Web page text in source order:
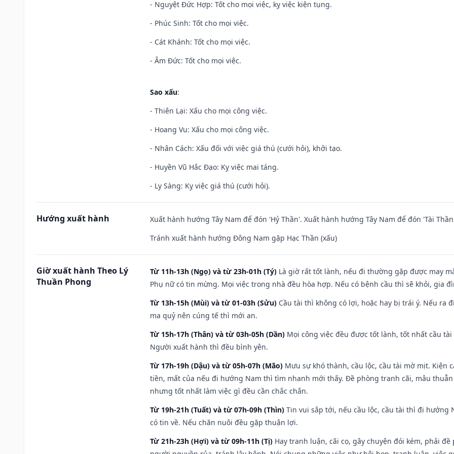
- Nguyệt Đức Hợp: Tốt cho mọi việc, kỵ việc kiện tụng.
- Phúc Sinh: Tốt cho mọi việc.
- Cát Khánh: Tốt cho mọi việc.
- Âm Đức: Tốt cho mọi việc.
Sao xấu:
- Thiên Lại: Xấu cho mọi công việc.
- Hoang Vu: Xấu cho mọi công việc.
- Nhân Cách: Xấu đối với việc giá thú (cưới hỏi), khởi tạo.
- Huyền Vũ Hắc Đạo: Kỵ việc mai táng.
- Ly Sàng: Kỵ việc giá thú (cưới hỏi).
Hướng xuất hành
Xuất hành hướng Tây Nam để đón 'Hỷ Thần'. Xuất hành hướng Tây Nam để đón 'Tài
Tránh xuất hành hướng Đông Nam gặp Hạc Thần (xấu)
Giờ xuất hành Theo Lý
Thuần Phong
Từ 11h-13h (Ngọ) và từ 23h-01h (Tý) Là giờ rất tốt lành, nếu đi thường gặp được may
Phụ nữ có tin mừng. Mọi việc trong nhà đều hòa hợp. Nếu có bệnh cầu thì sẽ khỏi, gia
Từ 13h-15h (Mùi) và từ 01-03h (Sửu) Cầu tài thì không có lợi, hoặc hay bị trái ý. Nếu
ma quỷ nên cúng tế thì mới an.
Từ 15h-17h (Thân) và từ 03h-05h (Dần) Mọi công việc đều được tốt lành, tốt nhất cầu
Người xuất hành thì đều bình yên.
Từ 17h-19h (Dậu) và từ 05h-07h (Mão) Mưu sự khó thành, cầu lộc, cầu tài mờ mịt. Kiện
tiền, mất của nếu đi hướng Nam thì tìm nhanh mới thấy. Đề phòng tranh cãi, mâu
nhưng tốt nhất làm việc gì đều cần chắc chắn.
Từ 19h-21h (Tuất) và từ 07h-09h (Thìn) Tin vui sắp tới, nếu cầu lộc, cầu tài thì đi hướng
có tin về. Nếu chăn nuôi đều gặp thuận lợi.
Từ 21h-23h (Hợi) và từ 09h-11h (Tị) Hay tranh luận, cãi cọ, gây chuyện đói kém, phải